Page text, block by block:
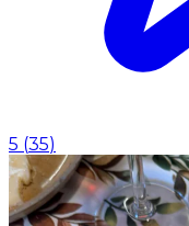
5 (35)